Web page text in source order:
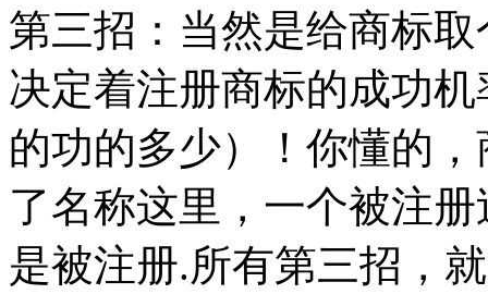
第三招：当然是给商标
决定着注册商标的成功
的功的多少）！你懂的
了名称这里，一个被注
是被注册.所有第三招